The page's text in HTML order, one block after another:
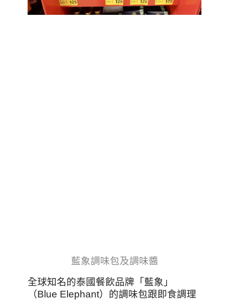
藍象調味包及調味醬
全球知名的泰國餐飲品牌「藍象」
（Blue Elephant）的調味包跟即食調理